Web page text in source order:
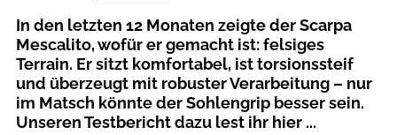
In den letzten 12 Monaten zeigte der Scarpa
Mescalito, wofür er gemacht ist: felsiges
Terrain. Er sitzt komfortabel, ist torsionssteif
und überzeugt mit robuster Verarbeitung – nur
im Matsch könnte der Sohlengrip besser sein.
Unseren Testbericht dazu lest ihr hier ...